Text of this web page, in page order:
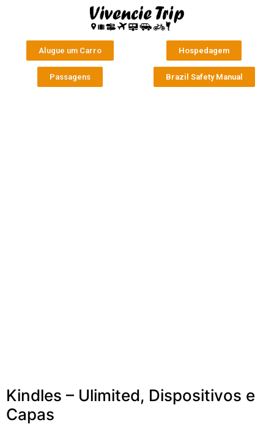
Alugue um Carro Hospedagem
Passagens Brazil Safety Manual
Kindles – Ulimited, Dispositivos e
Capas